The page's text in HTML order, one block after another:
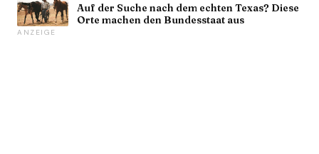
Auf der Suche nach dem echten Texas? Diese
Orte machen den Bundesstaat aus
ANZEIGE